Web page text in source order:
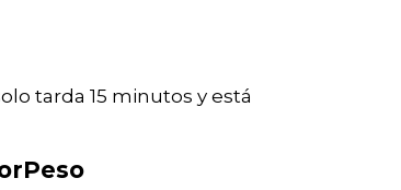
tarda 15 minutos y está